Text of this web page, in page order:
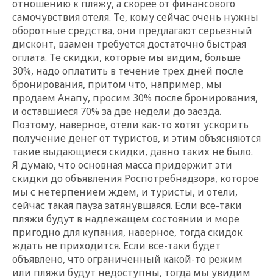
отношению к пляжу, а скорее от финансового
самочувствия отеля. Те, кому сейчас очень нужны
оборотные средства, они предлагают серьезный
дисконт, взамен требуется достаточно быстрая
оплата. Те скидки, которые мы видим, больше
30%, надо оплатить в течение трех дней после
бронирования, притом что, например, мы
продаем Анапу, просим 30% после бронирования,
и оставшиеся 70% за две недели до заезда.
Поэтому, наверное, отели как-то хотят ускорить
получение денег от туристов, и этим объясняются
такие выдающиеся скидки, давно таких не было.
Я думаю, что основная масса придержит эти
скидки до объявления Роспотребнадзора, которое
мы с нетерпением ждем, и туристы, и отели,
сейчас такая пауза затянувшаяся. Если все-таки
пляжи будут в надлежащем состоянии и море
пригодно для купания, наверное, тогда скидок
ждать не приходится. Если все-таки будет
объявлено, что ограниченный какой-то режим
или пляжи будут недоступны, тогда мы увидим